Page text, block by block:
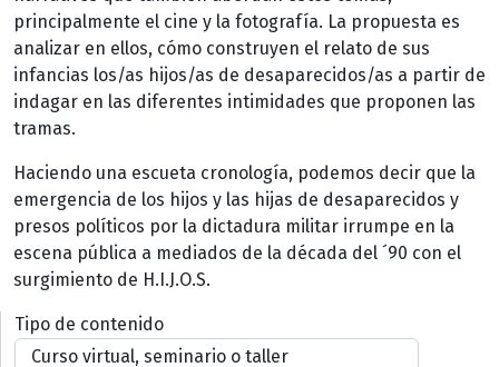
principalmente el cine y la fotografía. La propuesta es
analizar en ellos, cómo construyen el relato de sus
infancias los/as hijos/as de desaparecidos/as a partir de
indagar en las diferentes intimidades que proponen las
tramas.
Haciendo una escueta cronología, podemos decir que la
emergencia de los hijos y las hijas de desaparecidos y
presos políticos por la dictadura militar irrumpe en la
escena pública a mediados de la década del ´90 con el
surgimiento de H.I.J.O.S.
Tipo de contenido